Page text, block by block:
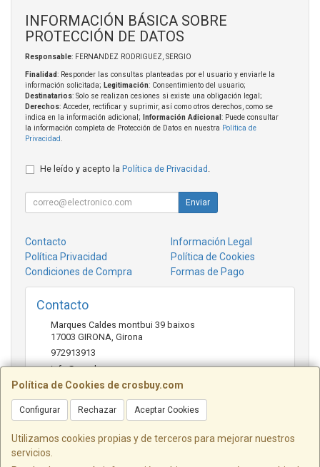
Política de Cookies de crosbuy.com
Configurar Rechazar Aceptar Cookies
Utilizamos cookies propias y de terceros para mejorar nuestros
servicios.
INFORMACIÓN BÁSICA SOBRE
PROTECCIÓN DE DATOS
Responsable: FERNANDEZ RODRIGUEZ, SERGIO
Finalidad: Responder las consultas planteadas por el usuario y enviarle la
información solicitada; Legitimación: Consentimiento del usuario;
Destinatarios: Solo se realizan cesiones si existe una obligación legal;
Derechos: Acceder, rectificar y suprimir, así como otros derechos, como se
indica en la información adicional;
Información Adicional : Puede consultar
la información completa de Protección de Datos en nuestra Política de
Privacidad
He leído y acepto la Política de Privacidad
Enviar
Contacto
Información Legal
Política Privacidad
Política de Cookies
Condiciones de Compra
Formas de Pago
Contacto
Marques Caldes montbui 39 baixos
17003 GIRONA Girona
972913913
info@crosbuy.com
Horario
de 10:00 a 13:30 y de 16:30 a 20:00